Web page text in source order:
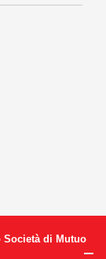
Società di Mutuo